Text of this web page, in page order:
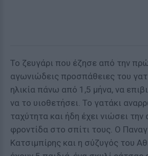
Το ζευγάρι που έζησε από την
αγωνιώδεις προσπάθειες του
ηλικία πάνω από 1,5 μήνα, να
να το υιοθετήσει. Το γατάκι
ταχύτητα και ήδη έχει νιώσει την
φροντίδα στο σπίτι τους. Ο
Κατσιμπίρης και η σύζυγός του